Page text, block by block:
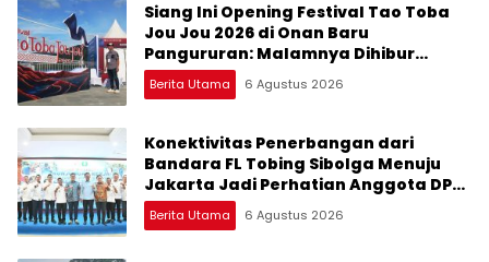
Siang Ini Opening Festival Tao Toba
Jou Jou 2026 di Onan Baru
Pangururan: Malamnya Dihibur
Marsada Band
Berita Utama 6 Agustus 2026
Konektivitas Penerbangan dari
Bandara FL Tobing Sibolga Menuju
Jakarta Jadi Perhatian Anggota DPR
RI Muhammad Lokot Nasution
Berita Utama 6 Agustus 2026